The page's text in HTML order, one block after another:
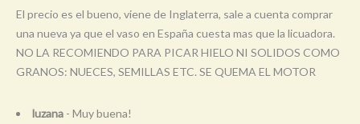
El precio es el bueno, viene de Inglaterra, sale a cuenta comprar
una nueva ya que el vaso en España cuesta mas que la licuadora.
NO LA RECOMIENDO PARA PICAR HIELO NI SOLIDOS COMO
GRANOS: NUECES, SEMILLAS ETC. SE QUEMA EL MOTOR
luzana - Muy buena!